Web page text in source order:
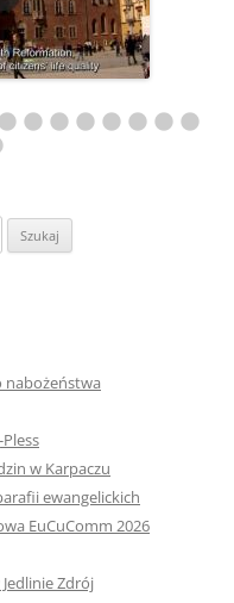
nabożeństwa
w Karpaczu
ewangelickich
EuCuComm 2026
Zdrój